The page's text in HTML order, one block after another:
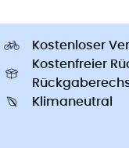
Kostenloser
Kostenfreier
Klimaneutral